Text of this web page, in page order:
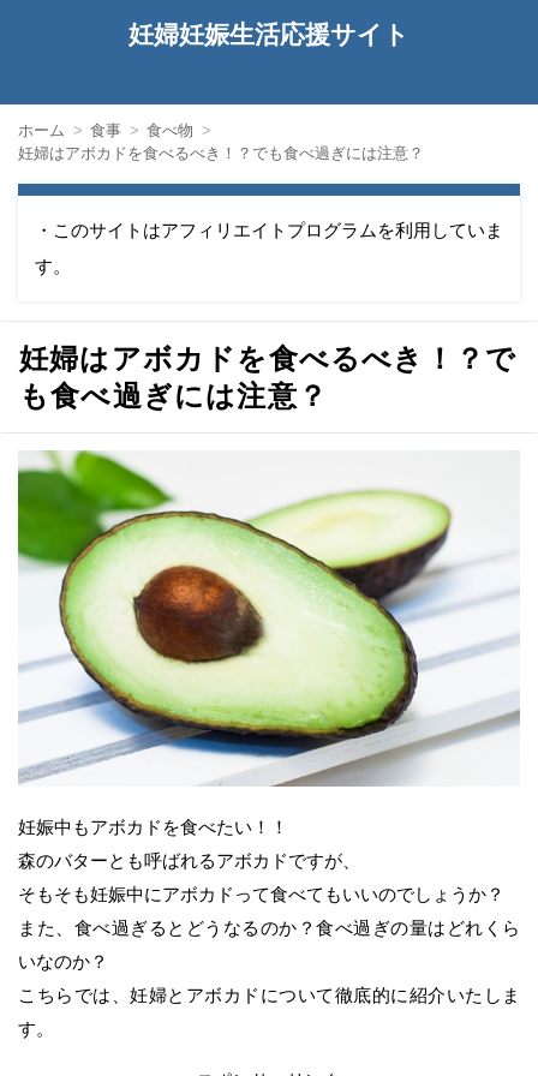
妊婦妊娠生活応援サイト
ホーム 食事
食べ物
妊婦はアボカドを食べるべき！？でも食べ過ぎには注意？
・このサイトはアフィリエイトプログラムを利用していま
す。
妊婦はアボカドを食べるべき！？で
も食べ過ぎには注意？
妊娠中もアボカドを食べたい！！
森のバターとも呼ばれるアボカドですが、
そもそも妊娠中にアボカドって食べてもいいのでしょうか？
また、食べ過ぎるとどうなるのか？食べ過ぎの量はどれくら
いなのか？
こちらでは、妊婦とアボカドについて徹底的に紹介いたしま
す。